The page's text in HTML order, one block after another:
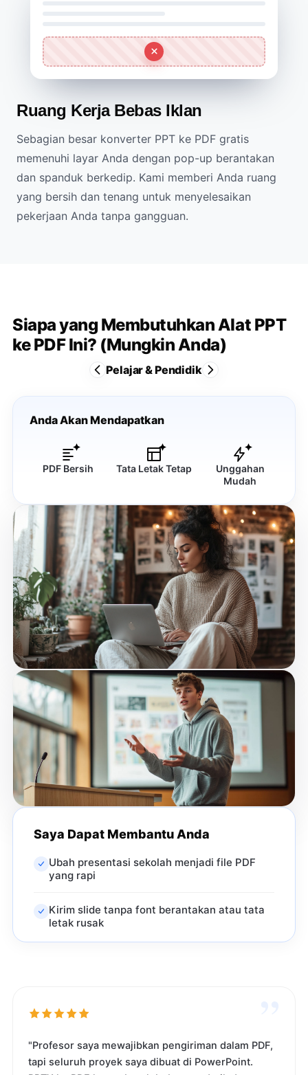
Ruang Kerja Bebas Iklan
Sebagian besar konverter PPT ke PDF gratis
memenuhi layar Anda dengan pop-up berantakan
dan spanduk berkedip. Kami memberi Anda ruang
yang bersih dan tenang untuk menyelesaikan
pekerjaan Anda tanpa gangguan.
Siapa yang Membutuhkan Alat PPT
ke PDF Ini? (Mungkin Anda)
Pelajar & Pendidik
Anda Akan Mendapatkan
PDF Bersih Tata Letak Tetap
Unggahan
Mudah
Saya Dapat Membantu Anda
Ubah presentasi sekolah menjadi file PDF
yang rapi
Kirim slide tanpa font berantakan atau tata
letak rusak
"Profesor saya mewajibkan pengiriman dalam PDF,
tapi seluruh proyek saya dibuat di PowerPoint.